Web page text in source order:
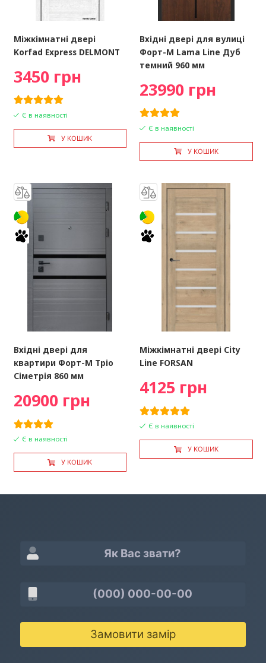
Міжкімнатні двері
Korfad Express DELMONT
3450 грн
Є в наявності
У КОШИК
Вхідні двері для вулиці
Форт-М Lama Line Дуб
темний 960 мм
23990 грн
Є в наявності
У КОШИК
Вхідні двері для
квартири Форт-М Тріо
Сіметрія 860 мм
20900 грн
Є в наявності
У КОШИК
Міжкімнатні двері City
Line FORSAN
4125 грн
Є в наявності
У КОШИК
Замовити замір